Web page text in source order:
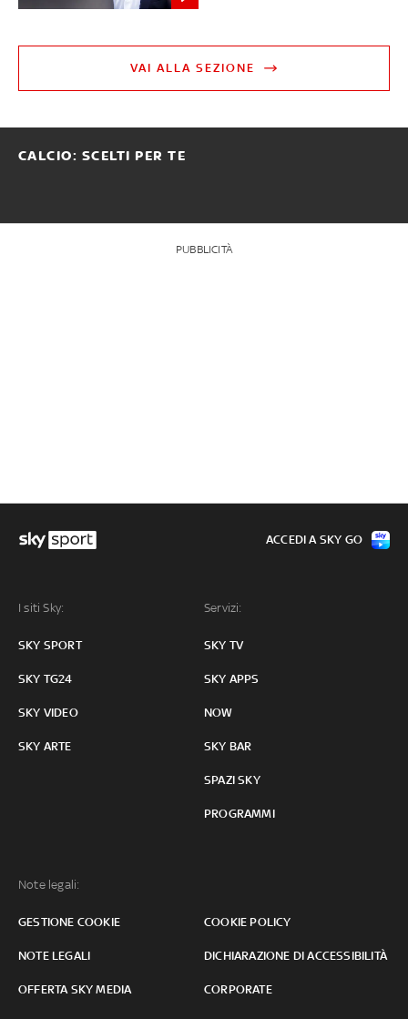
VAI ALLA SEZIONE
CALCIO: SCELTI PER TE
PUBBLICITÀ
I siti Sky:
SKY SPORT
SKY TG24
SKY VIDEO
SKY ARTE
Servizi:
SKY TV
SKY APPS
NOW
SKY BAR
SPAZI SKY
PROGRAMMI
Note legali:
GESTIONE COOKIE COOKIE POLICY
NOTE LEGALI DICHIARAZIONE DI ACCESSIBILITÀ
OFFERTA SKY MEDIA CORPORATE
ACCEDI A SKY GO